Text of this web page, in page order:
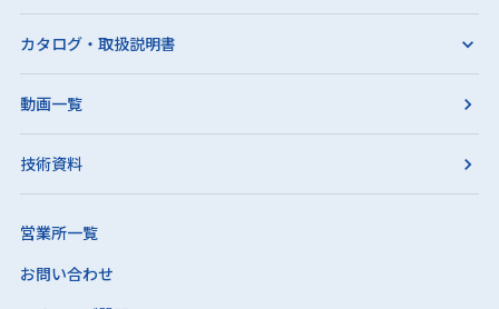
カタログ・取扱説明書
動画一覧
技術資料
営業所一覧
お問い合わせ